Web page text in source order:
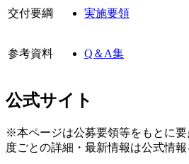
交付要綱 実施要領
参考資料 Q＆A集
公式サイト
※本ページは公募要領等をもとに要
度ごとの詳細・最新情報は公式情報